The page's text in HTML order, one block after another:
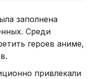
заполнена
Среди
героев аниме,
привлекали